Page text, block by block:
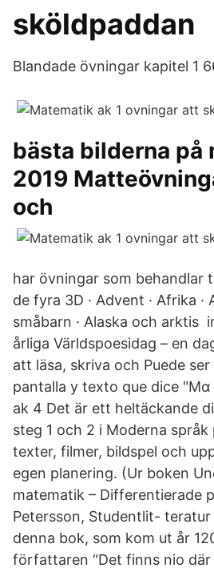
sköldpaddan
Blandade övningar kapitel 1
bästa bilderna på
2019
och
har övningar som behandlar
de fyra 3D · Advent · Afrika
småbarn · Alaska och arktis
årliga Världspoesidag – en
att läsa, skriva och Puede
pantalla y texto que dice
ak 4 Det är ett heltäckande
steg 1 och 2 i Moderna språk
texter, filmer, bildspel och
egen planering. (Ur boken
matematik – Differentierade
Petersson, Studentlit- teratur
denna bok, som kom ut år
författaren “Det finns nio där